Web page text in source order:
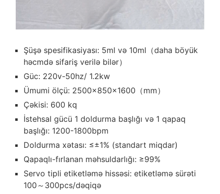
Şüşə spesifikasiyası: 5ml və 10ml（daha böyük
həcmdə sifariş verilə bilər）
Güc: 220v-50hz/ 1.2kw
Ümumi ölçü: 2500×850×1600（mm）
Çəkisi: 600 kq
İstehsal gücü 1 doldurma başlığı və 1 qapaq
başlığı: 1200-1800bpm
Doldurma xətası: ≤±1% (standart miqdar)
Qapaqlı-fırlanan məhsuldarlığı: ≥99%
Servo tipli etiketləmə hissəsi: etiketləmə sürəti
100～300pcs/dəqiqə